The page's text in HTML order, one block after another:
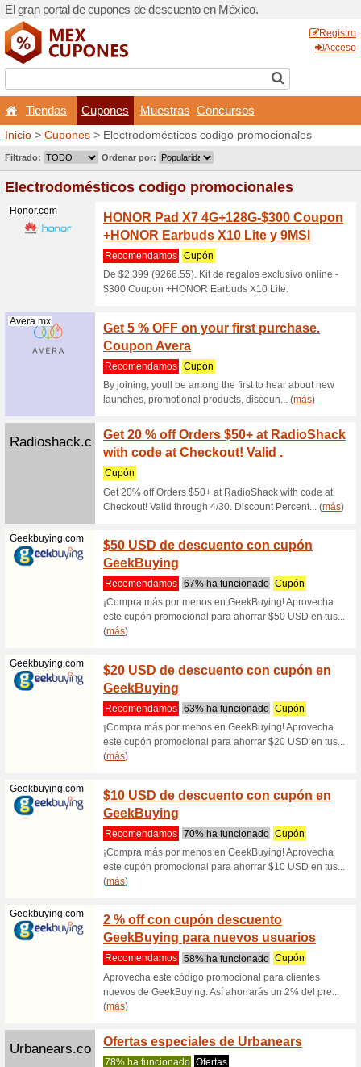
El gran portal de cupones
Tiendas Cupones
Inicio >Cupones>
Ordenar
Honor.com
De
$300
Avera.mx
Get 5
By